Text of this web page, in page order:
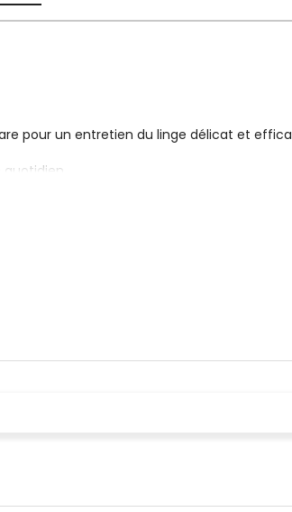
pour un entretien du linge délicat et